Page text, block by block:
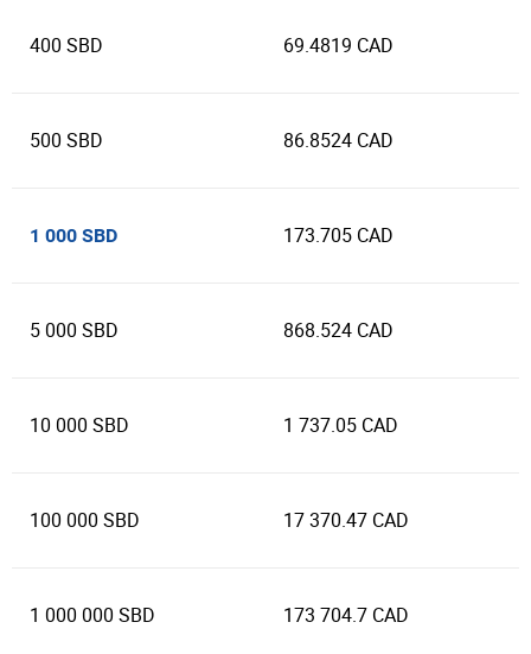
400 SBD 69.4819 CAD
500 SBD 86.8524 CAD
1 000 SBD 173.705 CAD
5 000 SBD 868.524 CAD
10 000 SBD 1 737.05 CAD
100 000 SBD 17 370.47 CAD
1 000 000 SBD 173 704.7 CAD